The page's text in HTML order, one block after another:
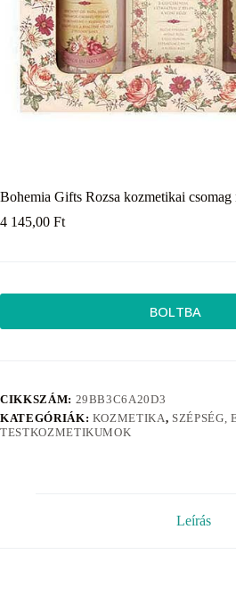
Bohemia Gifts Rozsa kozmetikai csomag
4 145,00 Ft
BOLTBA
CIKKSZÁM: 29BB3C6A20D3
KATEGÓRIÁK: KOZMETIKA, SZÉPSÉG,
TESTKOZMETIKUMOK
Leírás